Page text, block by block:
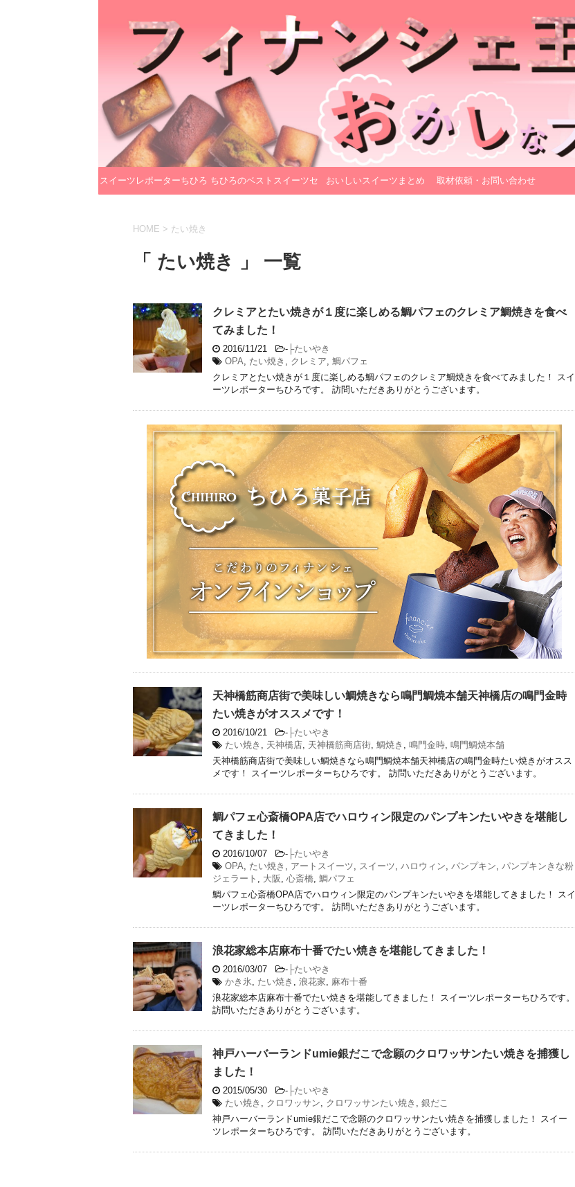
スイーツレポーターちひろ ちひろのベストスイーツセ おいしいスイーツまとめ 取材依頼・お問い合わせ
HOME > たい焼き
「 たい焼き 」 一覧
クレミアとたい焼きが１度に楽しめる鯛パフェのクレミア鯛焼きを食べ
てみました！
2016/11/21 - ├たいやき
OPA
たい焼き クレミア 鯛パフェ
クレミアとたい焼きが１度に楽しめる鯛パフェのクレミア鯛焼きを食べてみました！ スイ
ーツレポーターちひろです。 訪問いただきありがとうございます。
天神橋筋商店街で美味しい鯛焼きなら鳴門鯛焼本舗天神橋店の鳴門金時
たい焼きがオススメです！
2016/10/21 - ├たいやき
たい焼き
天神橋店 天神橋筋商店街 鯛焼き 鳴門金時 鳴門鯛焼本舗
天神橋筋商店街で美味しい鯛焼きなら鳴門鯛焼本舗天神橋店の鳴門金時たい焼きがオスス
メです！ スイーツレポーターちひろです。 訪問いただきありがとうございます。
鯛パフェ心斎橋OPA店でハロウィン限定のパンプキンたいやきを堪能し
てきました！
2016/10/07 - ├たいやき
OPA
たい焼き アートスイーツ スイーツ ハロウィン パンプキン
パンプキンきな粉
ジェラート
大阪 心斎橋 鯛パフェ
鯛パフェ心斎橋OPA店でハロウィン限定のパンプキンたいやきを堪能してきました！ スイ
ーツレポーターちひろです。 訪問いただきありがとうございます。
浪花家総本店麻布十番でたい焼きを堪能してきました！
2016/03/07 - ├たいやき
かき氷
たい焼き 浪花家
麻布十番
浪花家総本店麻布十番でたい焼きを堪能してきました！ スイーツレポーターちひろです。
訪問いただきありがとうございます。
神戸ハーバーランドumie銀だこで念願のクロワッサンたい焼きを捕獲し
ました！
2015/05/30 - ├たいやき
たい焼き
クロワッサン クロワッサンたい焼き
銀だこ
神戸ハーバーランドumie銀だこで念願のクロワッサンたい焼きを捕獲しました！ スイー
ツレポーターちひろです。 訪問いただきありがとうございます。